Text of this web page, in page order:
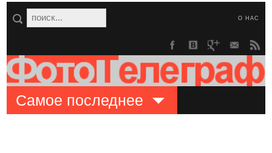
О НАС
Самое последнее